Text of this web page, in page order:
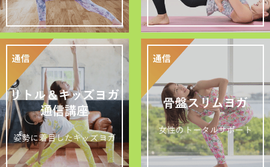
リトル＆キッズヨガ
通信講座
姿勢に着目したキッズヨガ
骨盤スリムヨガ
女性のトータルサポート